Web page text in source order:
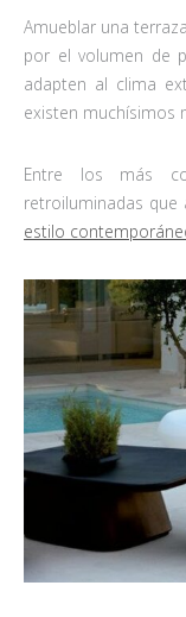
Amueblar una
por el volumen de
adapten al clima
existen muchísimos
Entre los más
retroiluminadas que
estilo